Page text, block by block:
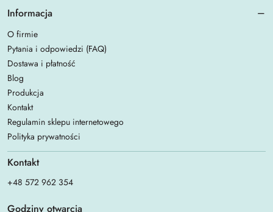
Informacja
O firmie
Pytania i odpowiedzi (FAQ)
Dostawa i płatność
Blog
Produkcja
Kontakt
Regulamin sklepu internetowego
Polityka prywatności
Kontakt
+48 572 962 354
Godziny otwarcia